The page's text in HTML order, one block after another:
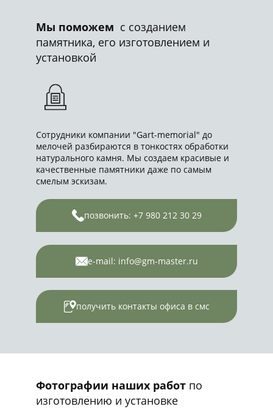
Мы поможем с созданием
памятника, его изготовлением и
установкой
Сотрудники компании "Gart-memorial" до
мелочей разбираются в тонкостях обработки
натурального камня. Мы создаем красивые и
качественные памятники даже по самым
смелым эскизам.
позвонить: +7 980 212 30 29
e-mail: info@gm-master.ru
получить контакты офиса в смс
Фотографии наших работ по
изготовлению и установке